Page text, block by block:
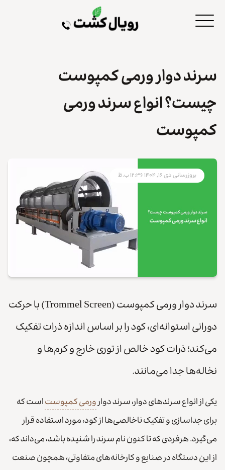
سرند دوار ورمی کمپوست
چیست؟ انواع سرند ورمی
کمپوست
بروزرسانی دی ۱۶, ۱۴۰۴ ۱۲:۳۶ ب.ظ
سرند دوار ورمی کمپوست (Trommel Screen) با حرکت
دورانی استوانه‌ای، کود را بر اساس اندازه ذرات تفکیک
می‌کند؛ ذرات کود خالص از توری خارج و کرم‌ها و
نخاله‌ها جدا می‌مانند.
یکی از انواع سرندهای دوار، سرند دوارورمی کمپوستاست که
برای جداسازی و تفکیک ناخالصی‌ها از کود، مورد استفاده قرار
می‌گیرد. هرفردی که تا کنون نام سرند را شنیده باشد، می‌داند که،
از این دستگاه در صنایع و کارخانه‌های متفاوتی، همچون صنعت